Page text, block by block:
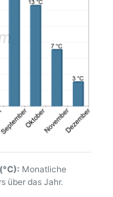
Monatliche
über das Jahr.